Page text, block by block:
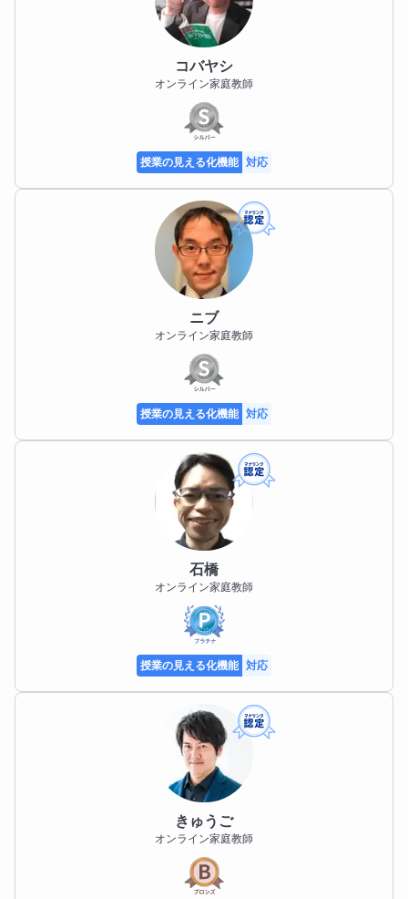
を目指しましょう。基礎から優しく教えます。
みなさんが、ご自身への愛や可能性に気づくお手伝い
●小説を読むこと
●ユーチューブをみること
・アガサ・クリスティーの『そして誰もいなくなっ
た』中学生のときに読みました。児童文学の『長くつ
下のピッピ』『大どろぼうホッツェンプロッツ』も大
・ドライカレーを作ったら、友人が「店で出せるほど
おいしい」と言ってくれました。
・メイクの仕方や、ネコなど動物の動画を、紅茶を飲
みながらゆっくり見ます。ポール・ギャリコは無類の
ネコ好きだったのですよ。
・相性のいい化粧水と美容液を肌につけて、パックと
乳液。相棒たちです。
1996年　都立竹早高等学校　卒業
2007年　大正大学文学部表現文化学科　卒業
2013年　東京理科大学理学部第二部数学科　中退
2003年〜2018年 家庭教師
2008年〜2014年 私立大学 図書館司書
2016年〜2017年 県立養護学校
2019年〜2020年 私立高等学校
コバヤシ
オンライン家庭教師
授業の見える化機能 対応
ニブ
オンライン家庭教師
授業の見える化機能 対応
石橋
オンライン家庭教師
授業の見える化機能 対応
きゅうご
オンライン家庭教師